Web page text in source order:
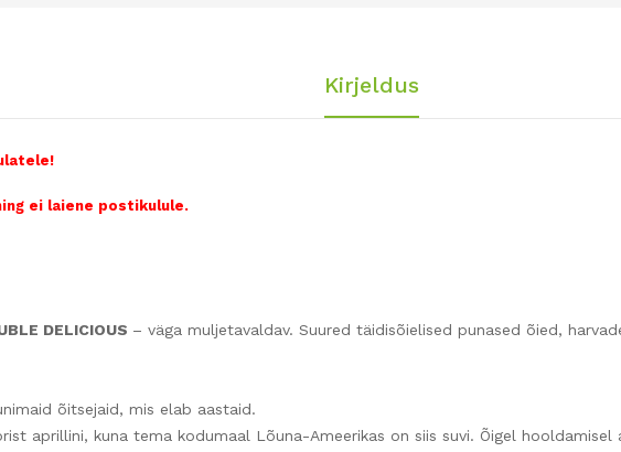
Kirjeldus
ei laiene postikulule.
DELICIOUS – väga muljetavaldav. Suured täidisõielised punased õied,
õitsejaid, mis elab aastaid.
aprillini, kuna tema kodumaal Lõuna-Ameerikas on siis suvi. Õigel